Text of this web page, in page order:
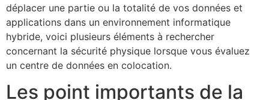
déplacer une partie ou la totalité de vos données et
applications dans un environnement informatique
hybride, voici plusieurs éléments à rechercher
concernant la sécurité physique lorsque vous évaluez
un centre de données en colocation.
Les point importants de la